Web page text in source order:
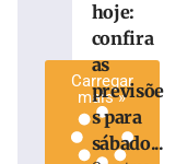
Carregar
mais »
hoje:
confira
as
previsõe
s para
sábado...